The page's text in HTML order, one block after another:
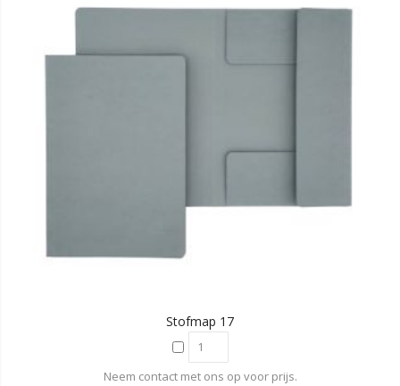
Stofmap 17
Neem contact met ons op voor prijs.